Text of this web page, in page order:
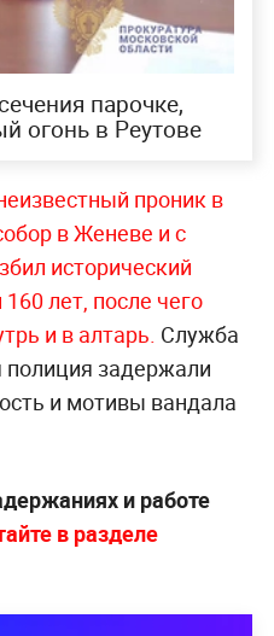
парочке,
огонь в Реутове
проник в
в Женеве и с
исторический
лет, после чего
и в алтарь. Служба
полиция задержали
и мотивы вандала
и работе
в разделе